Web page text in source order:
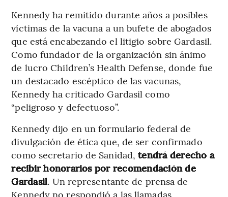
Kennedy ha remitido durante años a posibles
víctimas de la vacuna a un bufete de abogados
que está encabezando el litigio sobre Gardasil.
Como fundador de la organización sin ánimo
de lucro Children’s Health Defense, donde fue
un destacado escéptico de las vacunas,
Kennedy ha criticado Gardasil como
“peligroso y defectuoso”.
Kennedy dijo en un formulario federal de
divulgación de ética que, de ser confirmado
como secretario de Sanidad,tendrá derecho a
recibir honorarios por recomendación de
Gardasil. Un representante de prensa de
Kennedy no respondió a las llamadas